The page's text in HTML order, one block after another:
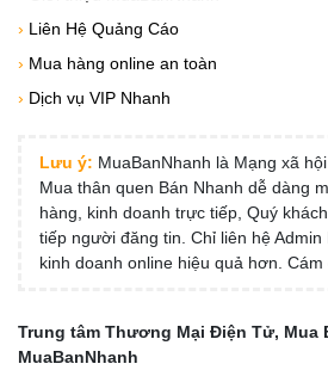
› Liên Hệ Quảng Cáo
› Mua hàng online an toàn
› Dịch vụ VIP Nhanh
Lưu ý: MuaBanNhanh là Mạng xã
Mua thân quen Bán Nhanh dễ dàng
hàng, kinh doanh trực tiếp, Quý
tiếp người đăng tin. Chỉ liên hệ
kinh doanh online hiệu quả hơn. Cám
Trung tâm Thương Mại Điện Tử, Mua
MuaBanNhanh